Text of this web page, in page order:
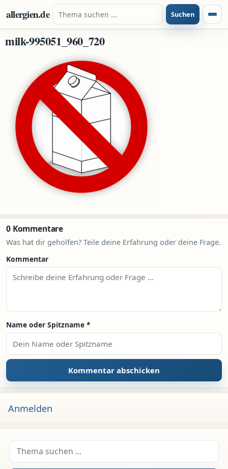
Zum Inhalt springen
allergien.de Suche nach: Suchen
milk-995051_960_720
0 Kommentare
Was hat dir geholfen? Teile deine Erfahrung oder deine Frage.
Kommentar
Name oder Spitzname *
Anmelden
Suche nach: